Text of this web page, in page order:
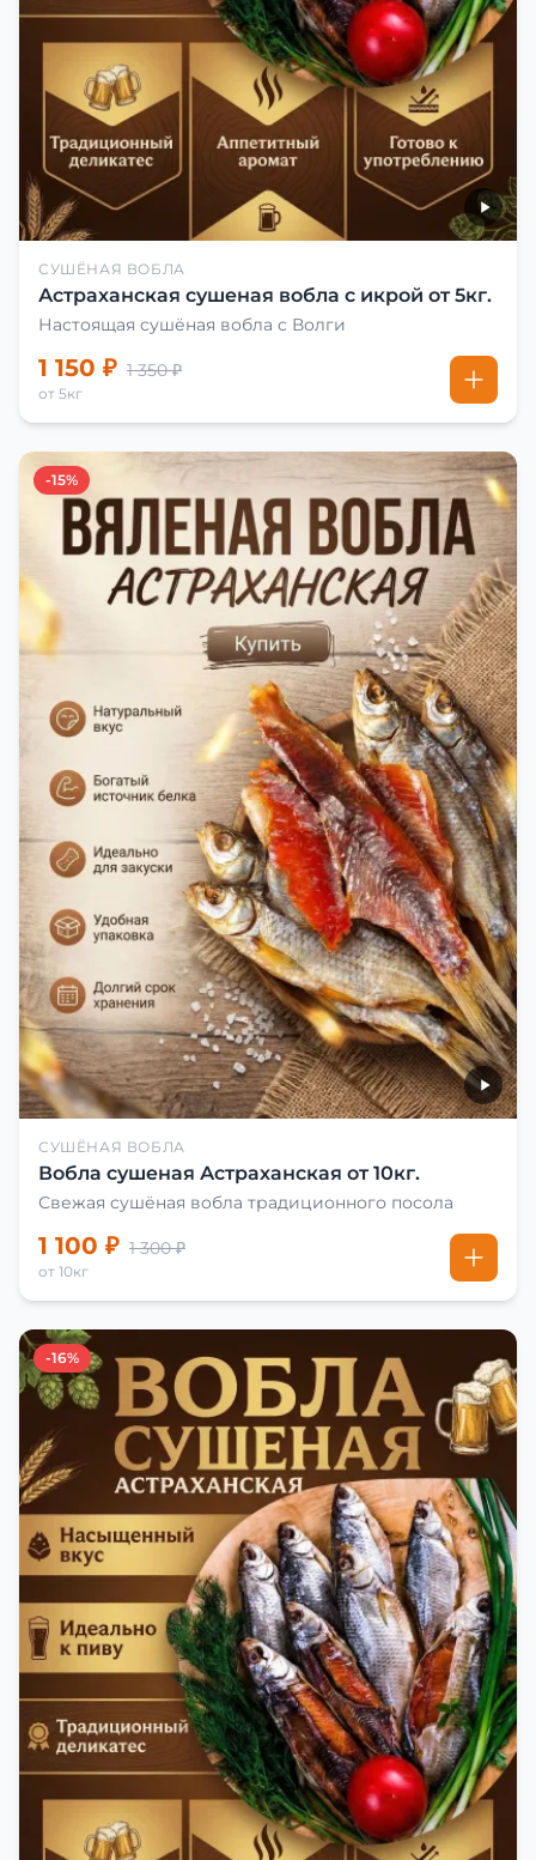
СУШЁНАЯ ВОБЛА
Астраханская сушеная вобла с икрой от 5кг.
Настоящая сушёная вобла с Волги
1 150 ₽ 1 350 ₽
от 5кг
-15%
СУШЁНАЯ ВОБЛА
Вобла сушеная Астраханская от 10кг.
Свежая сушёная вобла традиционного посола
1 100 ₽ 1 300 ₽
от 10кг
-16%